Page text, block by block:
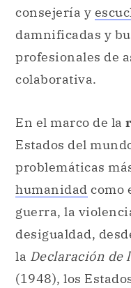
consejería y
damnificadas y
profesionales de
colaborativa.
En el marco de la
Estados del
problemáticas
humanidad como
guerra, la
desigualdad,
la Declaración de
(1948), los